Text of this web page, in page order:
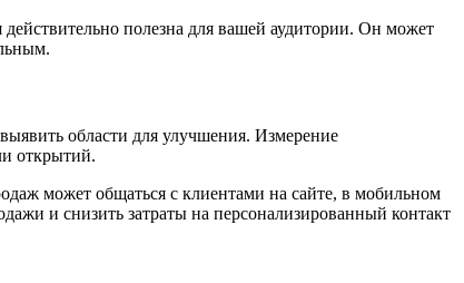
полезна для вашей аудитории. Он может
области для улучшения. Измерение
открытий.
может общаться с клиентами на сайте, в мобильном
и снизить затраты на персонализированный контакт